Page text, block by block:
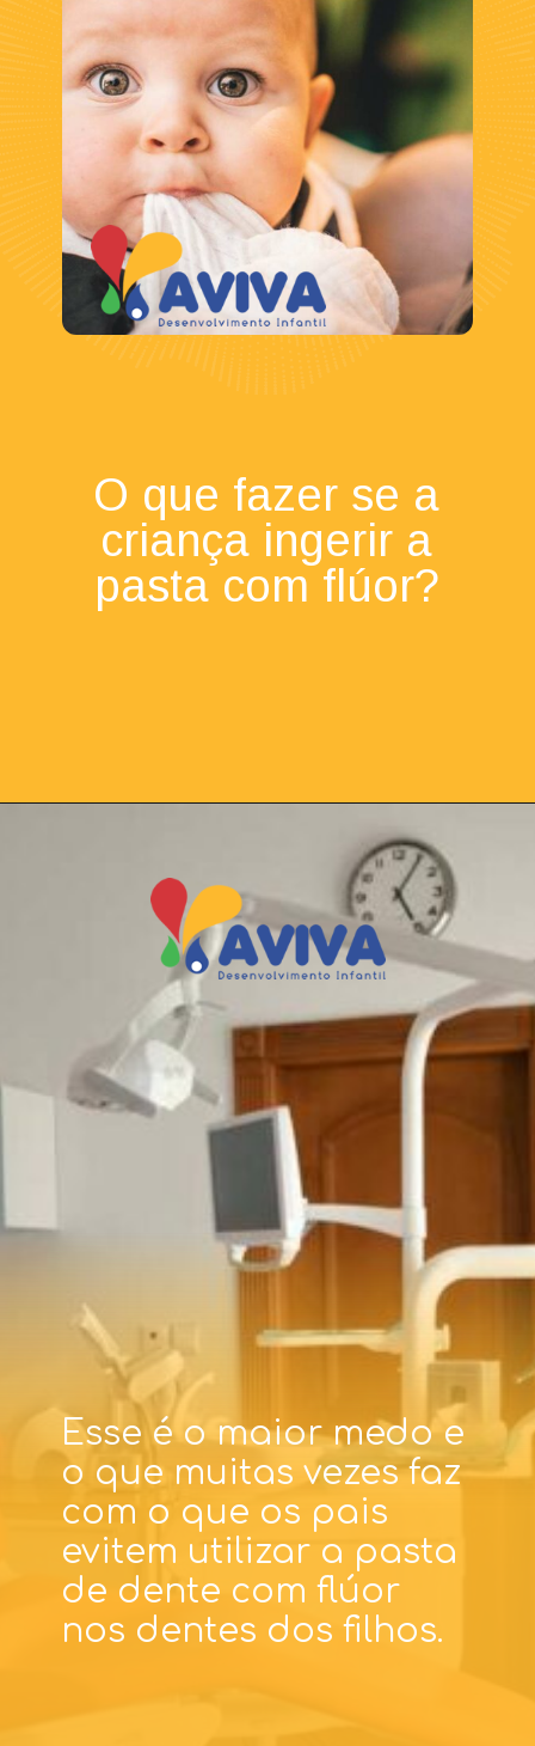
O que fazer se a
criança ingerir a
pasta com flúor?
Esse é o maior medo e
o que muitas vezes faz
com o que os pais
evitem utilizar a pasta
de dente com flúor
nos dentes dos filhos.